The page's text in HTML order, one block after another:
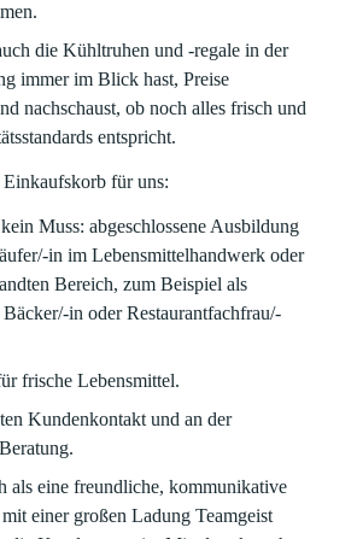
die Kühltruhen und -regale in der
immer im Blick hast, Preise
nachschaust, ob noch alles frisch und
entspricht.
für uns:
Muss: abgeschlossene Ausbildung
in im Lebensmittelhandwerk oder
Bereich, zum Beispiel als
in oder Restaurantfachfrau/-
frische Lebensmittel.
Kundenkontakt und an der
als eine freundliche, kommunikative
einer großen Ladung Teamgeist